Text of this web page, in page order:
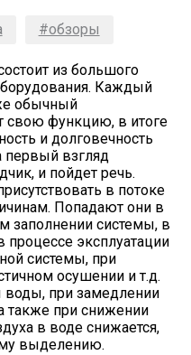
#обзоры
из большого
Каждый
обычный
свою функцию, в итоге
и долговечность
первый взгляд
и пойдет речь.
в потоке
Попадают они в
заполнении системы, в
процессе эксплуатации
системы, при
осушении и т.д.
при замедлении
также при снижении
в воде снижается,
выделению.